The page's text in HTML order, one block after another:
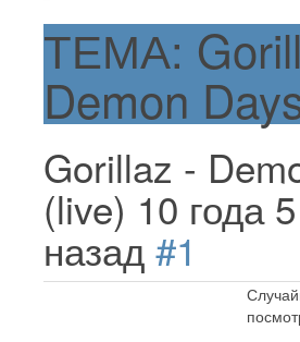
ТЕМА:
Demon
Gorillaz -
(live) 10 года
назад #1